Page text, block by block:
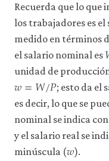
cookies
necesarias
Aceptar
todas
las
cookies
Recuerda que lo que
los trabajadores es
medido en términos
el salario nominal es
unidad de
𝑤=𝑊/𝑃
W/P
; esto da el
es decir, lo que se
nominal se indica
y el salario real se
minúscula (𝑤).